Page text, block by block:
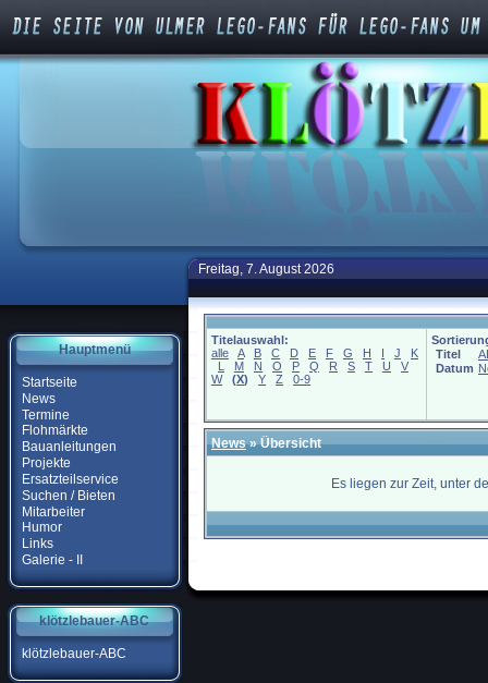
Hauptmenü
Startseite
News
Termine
Flohmärkte
Bauanleitungen
Projekte
Ersatzteilservice
Suchen / Bieten
Mitarbeiter
Humor
Links
Galerie - II
klötzlebauer-ABC
klötzlebauer-ABC
Freitag, 7. August 2026
Titelauswahl:
alle
A B C D E F G H I J
K
L
M N O P Q R S T U
V
W
(X) Y Z 0-9
Titel
Datum
News» Übersicht
Es liegen zur Zeit, unter